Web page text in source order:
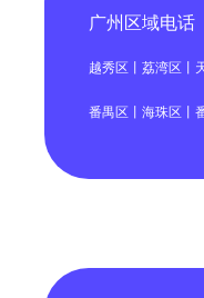
广州区域电话
越秀区丨荔湾区丨
番禺区丨海珠区丨